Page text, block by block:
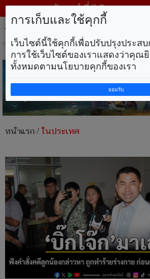
วันศุกร์ ที่ 7 สิงหาคม พ.
หน้าแรก/ในประเทศ
การเก็บและใช้คุกกี้
เว็บไซต์นี้ใช้คุกกี้เพื่อปรับปรุงประส
การใช้เว็บไซต์ของเราแสดงว่าคุณ
ทั้งหมดตามนโยบายคุกกี้ของเรา
ยอมรับ